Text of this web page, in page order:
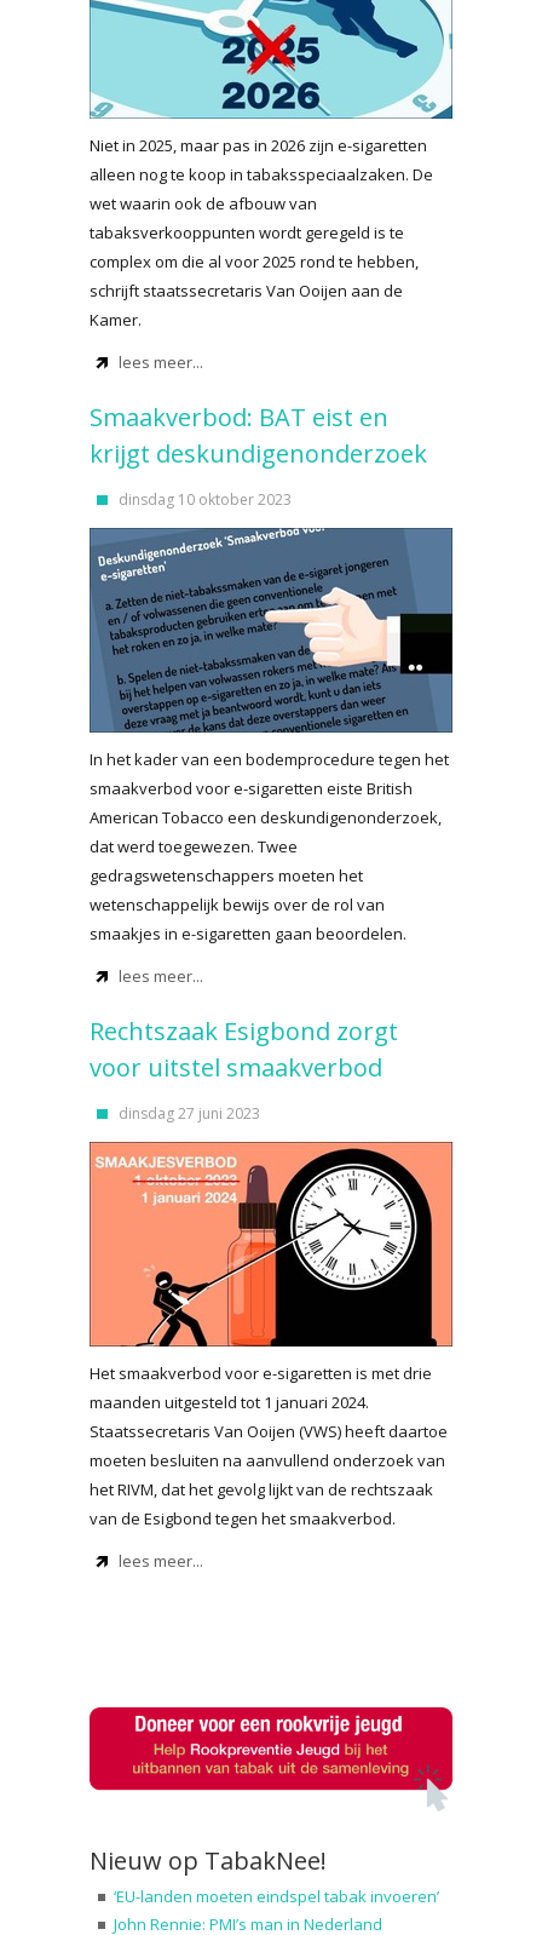
Niet in 2025, maar pas in 2026 zijn e-sigaretten
alleen nog te koop in tabaksspeciaalzaken. De
wet waarin ook de afbouw van
tabaksverkooppunten wordt geregeld is te
complex om die al voor 2025 rond te hebben,
schrijft staatssecretaris Van Ooijen aan de
Kamer.
lees meer...
Smaakverbod: BAT eist en
krijgt deskundigenonderzoek
dinsdag 10 oktober 2023
In het kader van een bodemprocedure tegen het
smaakverbod voor e-sigaretten eiste British
American Tobacco een deskundigenonderzoek,
dat werd toegewezen. Twee
gedragswetenschappers moeten het
wetenschappelijk bewijs over de rol van
smaakjes in e-sigaretten gaan beoordelen.
lees meer...
Rechtszaak Esigbond zorgt
voor uitstel smaakverbod
dinsdag 27 juni 2023
Het smaakverbod voor e-sigaretten is met drie
maanden uitgesteld tot 1 januari 2024.
Staatssecretaris Van Ooijen (VWS) heeft daartoe
moeten besluiten na aanvullend onderzoek van
het RIVM, dat het gevolg lijkt van de rechtszaak
van de Esigbond tegen het smaakverbod.
lees meer...
Nieuw op TabakNee!
‘EU-landen moeten eindspel tabak invoeren’
John Rennie: PMI’s man in Nederland